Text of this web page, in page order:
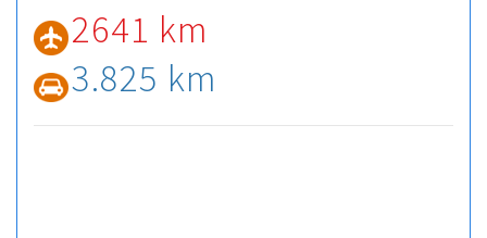
2641 km
3.825 km